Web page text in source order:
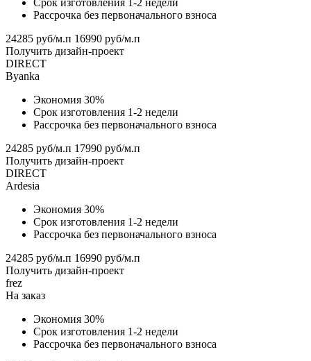
Срок изготовления 1-2 недели
Рассрочка без первоначального взноса
24285 руб/м.п 16990 руб/м.п
Получить дизайн-проект
DIRECT
Byanka
Экономия 30%
Срок изготовления 1-2 недели
Рассрочка без первоначального взноса
24285 руб/м.п 17990 руб/м.п
Получить дизайн-проект
DIRECT
Ardesia
Экономия 30%
Срок изготовления 1-2 недели
Рассрочка без первоначального взноса
24285 руб/м.п 16990 руб/м.п
Получить дизайн-проект
frez
На заказ
Экономия 30%
Срок изготовления 1-2 недели
Рассрочка без первоначального взноса